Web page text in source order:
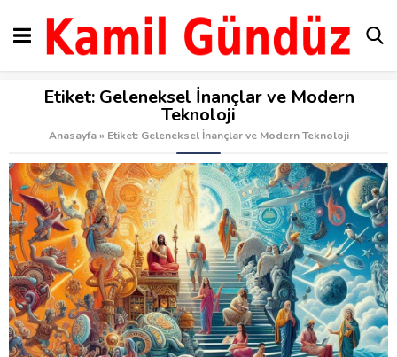
Etiket: Geleneksel İnançlar ve Modern
Teknoloji
Anasayfa » Etiket: Geleneksel İnançlar ve Modern Teknoloji